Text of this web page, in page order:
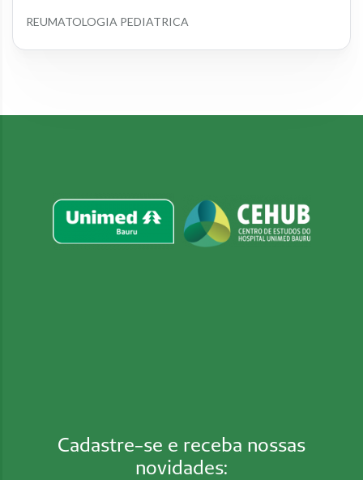
REUMATOLOGIA PEDIATRICA
Cadastre-se e receba nossas
novidades: